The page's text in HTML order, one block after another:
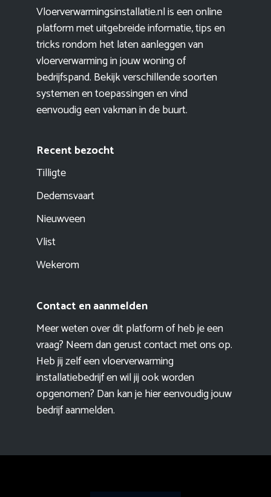
Vloerverwarmingsinstallatie.nl is een online
platform met uitgebreide informatie, tips en
tricks rondom het laten aanleggen van
vloerverwarming in jouw woning of
bedrijfspand. Bekijk verschillende soorten
systemen en toepassingen en vind
eenvoudig een vakman in de buurt.
Recent bezocht
Tilligte
Dedemsvaart
Nieuwveen
Vlist
Wekerom
Contact en aanmelden
Meer weten over dit platform of heb je een
vraag? Neem dan gerust contact met ons op.
Heb jij zelf een vloerverwarming
installatiebedrijf en wil jij ook worden
opgenomen? Dan kan je hier eenvoudigjouw
bedrijf aanmelden.